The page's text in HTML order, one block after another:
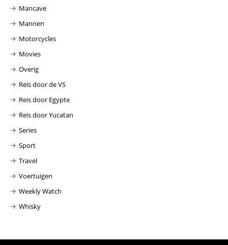
Mancave
Mannen
Motorcycles
Movies
Overig
Reis door de VS
Reis door Egypte
Reis door Yucatan
Series
Sport
Travel
Voertuigen
Weekly Watch
Whisky